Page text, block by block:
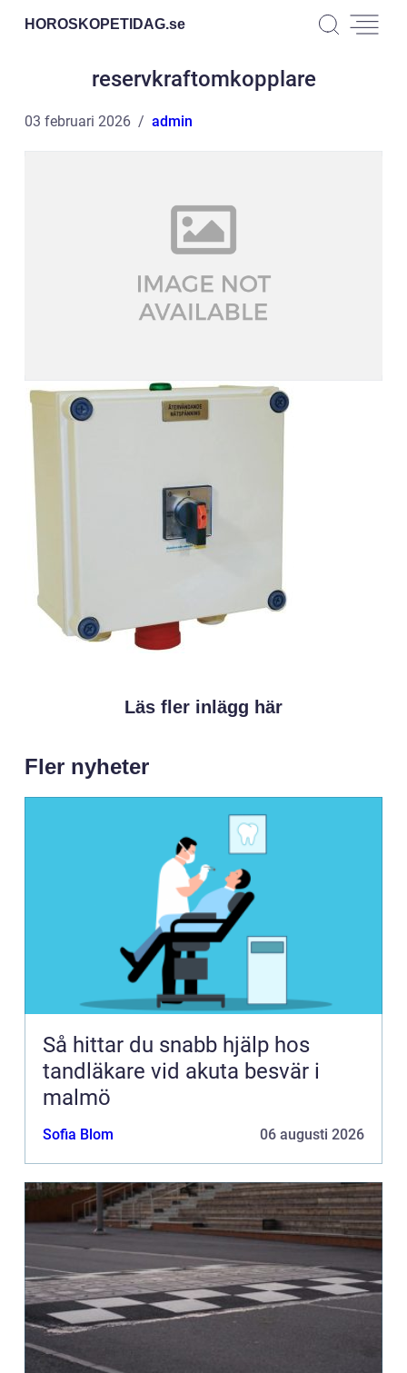
HOROSKOPETIDAG.se
reservkraftomkopplare
03 februari 2026 admin
Läs fler inlägg här
Fler nyheter
Så hittar du snabb hjälp hos
tandläkare vid akuta besvär i
malmö
Sofia Blom 06 augusti 2026